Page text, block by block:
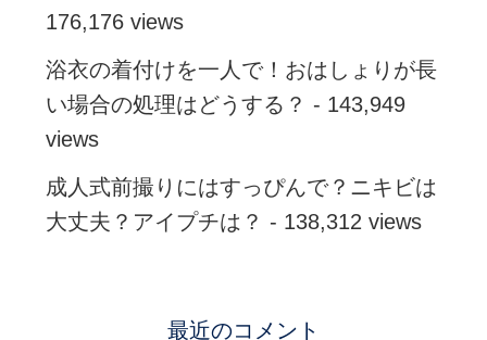
176,176 views
浴衣の着付けを一人で！おはしょりが長
い場合の処理はどうする？ - 143,949
views
成人式前撮りにはすっぴんで？ニキビは
大丈夫？アイプチは？ - 138,312 views
最近のコメント